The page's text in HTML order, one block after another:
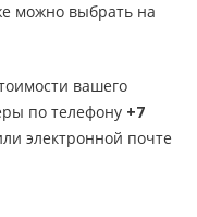
можно выбрать на
вашего
по телефону +7
электронной почте